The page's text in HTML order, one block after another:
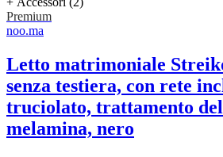
Premium
noo.ma
Letto matrimoniale
senza testiera, con rete
truciolato, trattamento
melamina, nero